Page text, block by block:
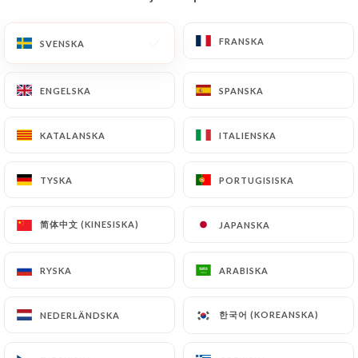
SVENSKA FRANSKA
ENGELSKA SPANSKA
KATALANSKA ITALIENSKA
TYSKA PORTUGISISKA
简体中文 (KINESISKA) JAPANSKA
RYSKA ARABISKA
NEDERLÄNDSKA 한국어 (KOREANSKA)
/
Kontakt
SVENSKA FRANSKA
ENGELSKA SPANSKA
KATALANSKA ITALIENSKA
TYSKA PORTUGISISKA
简体中文 (KINESISKA) JAPANSKA
RYSKA ARABISKA
NEDERLÄNDSKA 한국어 (KOREANSKA)